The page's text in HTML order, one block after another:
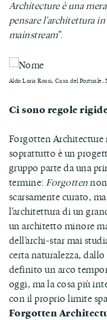
Architecture è una
pensare l'architettura
mainstream”.
Aldo Loris Rossi, Casa del
Ci sono regole
Forgotten Architecture
soprattutto è un
gruppo parte da una
termine:Forgotten
scarsamente curato,
l’architettura di un
un architetto minore
dell’archi-star mai
certa naturalezza,
definito un arco
oggi, ma la cosa più
con il proprio limite
Forgotten